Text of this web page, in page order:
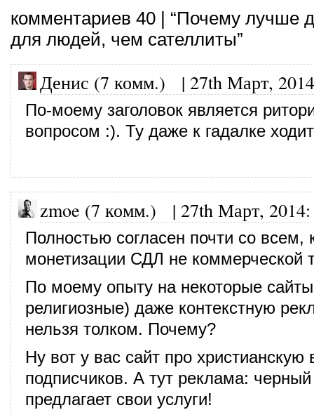
комментариев 40 | “Почему лучше
для людей, чем сателлиты”
Денис (7 комм.) | 27th Март, 2014
По-моему заголовок является
вопросом :). Ту даже к гадалке
zmoe (7 комм.) | 27th Март, 2014:
Полностью согласен почти со всем,
монетизации СДЛ не коммерческой
По моему опыту на некоторые
религиозные) даже контекстную
нельзя толком. Почему?
Ну вот у вас сайт про христианскую
подписчиков. А тут реклама:
предлагает свои услуги!